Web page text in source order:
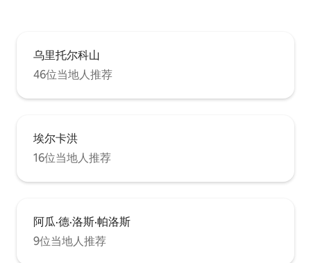
乌里托尔科山
46位当地人推荐
埃尔卡洪
16位当地人推荐
阿瓜·德·洛斯·帕洛斯
9位当地人推荐